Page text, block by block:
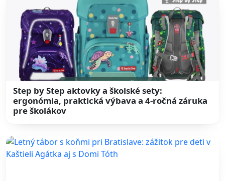
Step by Step aktovky a školské sety:
ergonómia, praktická výbava a 4-ročná záruka
pre školákov